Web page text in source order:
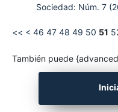
Sociedad: Núm. 7
<< < 46 47 48 49 50 51
También puede